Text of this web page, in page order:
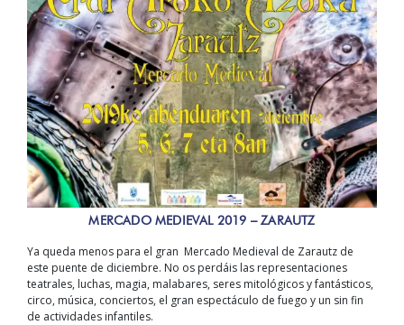
MERCADO MEDIEVAL 2019 – ZARAUTZ
Ya queda menos para el gran Mercado Medieval de Zarautz de
este puente de diciembre. No os perdáis las representaciones
teatrales, luchas, magia, malabares, seres mitológicos y fantásticos,
circo, música, conciertos, el gran espectáculo de fuego y un sin fin
de actividades infantiles.